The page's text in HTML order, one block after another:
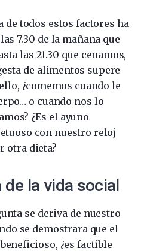
de todos estos factores ha
7.30 de la mañana que
las 21.30 que cenamos,
de alimentos supere
¿comemos cuando le
o cuando nos lo
¿Es el ayuno
con nuestro reloj
otra dieta?
la vida social
se deriva de nuestro
se demostrara que el
¿es factible